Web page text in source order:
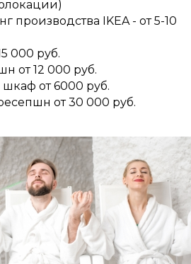
производства IKEA - от 5-10
000 руб.
от 12 000 руб.
от 6000 руб.
от 30 000 руб.